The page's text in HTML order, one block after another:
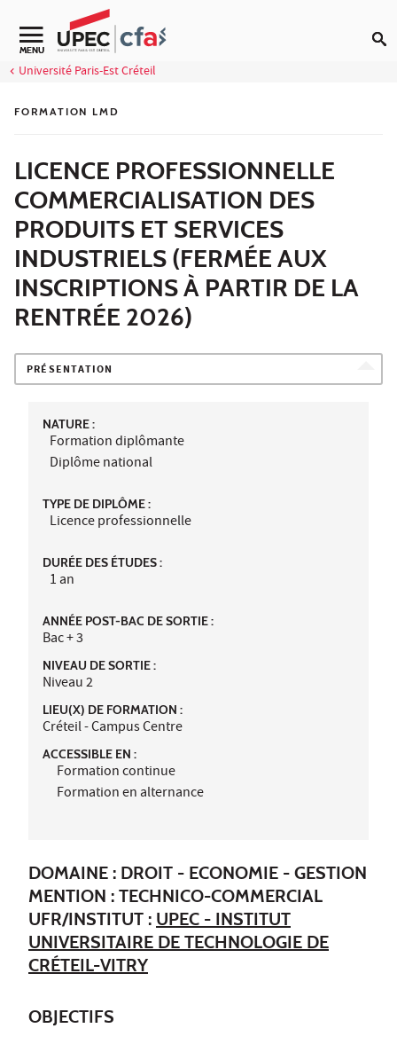
Aller au contenu
MENU
Université Paris-Est Créteil
FORMATION LMD
LICENCE PROFESSIONNELLE
COMMERCIALISATION DES
PRODUITS ET SERVICES
INDUSTRIELS (FERMÉE AUX
INSCRIPTIONS À PARTIR DE LA
RENTRÉE 2026)
PRÉSENTATION
NATURE :
Formation diplômante
Diplôme national
TYPE DE DIPLÔME :
Licence professionnelle
DURÉE DES ÉTUDES :
1 an
ANNÉE POST-BAC DE SORTIE :
Bac + 3
NIVEAU DE SORTIE :
Niveau 2
LIEU(X) DE FORMATION :
Créteil - Campus Centre
ACCESSIBLE EN :
Formation continue
Formation en alternance
DOMAINE : DROIT - ECONOMIE - GESTION
MENTION : TECHNICO-COMMERCIAL
UFR/INSTITUT : UPEC - INSTITUT
UNIVERSITAIRE DE TECHNOLOGIE DE
CRÉTEIL-VITRY
OBJECTIFS